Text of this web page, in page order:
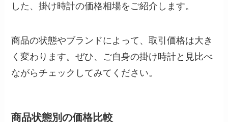
した、掛け時計の価格相場をご紹介します。
商品の状態やブランドによって、取引価格は大き
く変わります。ぜひ、ご自身の掛け時計と見比べ
ながらチェックしてみてください。
商品状態別の価格比較